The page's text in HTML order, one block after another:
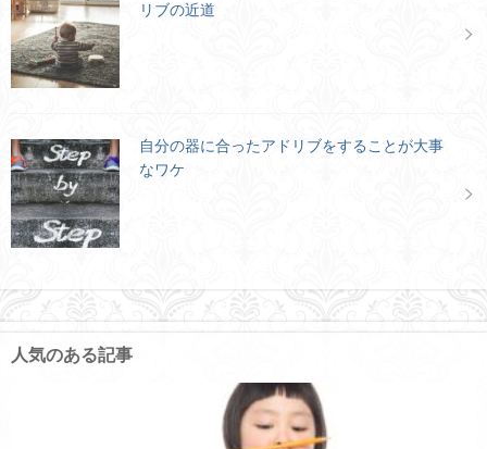
リブの近道
自分の器に合ったアドリブをすることが大事
なワケ
人気のある記事